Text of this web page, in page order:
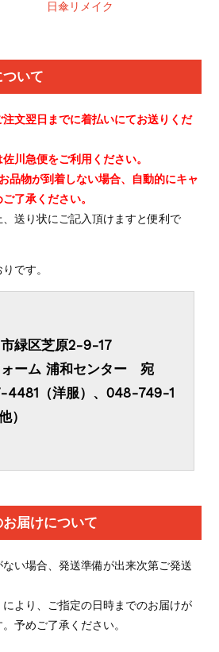
日傘リメイク
いて
注文翌日までに着払いにてお送りくだ
川急便をご利用ください。
品物が到着しない場合、自動的にキャ
了承ください。
、送り状にご記入頂けますと便利で
です。
緑区芝原2-9-17
ォーム 浦和センター 宛
4481（洋服）、048-749-1
）
届けについて
ない場合、発送準備が出来次第ご発送
により、ご指定の日時までのお届けが
予めご了承ください。